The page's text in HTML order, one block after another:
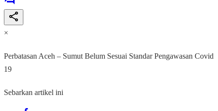
×
Perbatasan Aceh – Sumut Belum Sesuai Standar Pengawasan Covid
19
Sebarkan artikel ini